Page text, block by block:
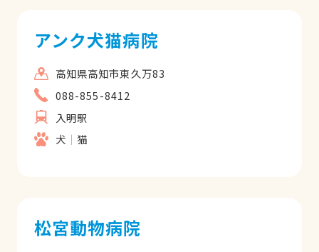
アンク犬猫病院
高知県高知市東久万83
088-855-8412
入明駅
犬
猫
松宮動物病院